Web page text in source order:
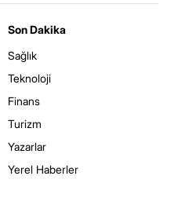
Son Dakika
Sağlık
Teknoloji
Finans
Turizm
Yazarlar
Yerel Haberler